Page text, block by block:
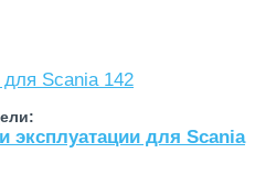
для Scania 142
эксплуатации для Scania